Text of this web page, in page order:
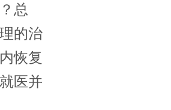
总
的治
恢复
医并